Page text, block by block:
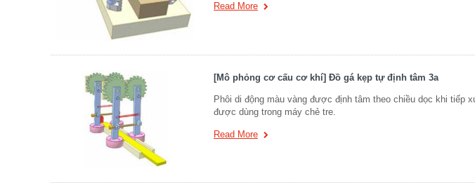
Read More
[Mô phỏng cơ cấu cơ khí] Đồ gá kẹp tự định tâm 3a
Phôi di động màu vàng được định tâm theo chiều dọc khi tiếp
được dùng trong máy chẻ tre.
Read More